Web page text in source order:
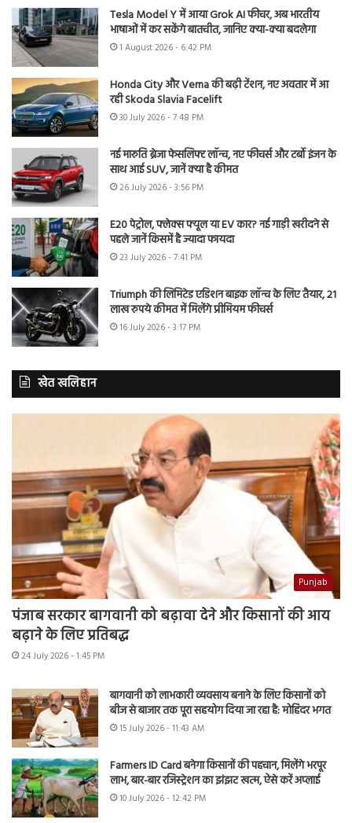
Tesla Model Y में आया Grok AI फीचर, अब भारतीय
भाषाओं में कर सकेंगे बातचीत, जानिए क्या-क्या बदलेगा
1 August 2026 - 6:42 PM
Honda City और Verna की बढ़ी टेंशन, नए अवतार में आ
रही Skoda Slavia Facelift
30 July 2026 - 7:48 PM
नई मारुति ब्रेजा फेसलिफ्ट लॉन्च, नए फीचर्स और टर्बो इंजन के
साथ आई SUV, जानें क्या है कीमत
26 July 2026 - 3:56 PM
E20 पेट्रोल, फ्लेक्स फ्यूल या EV कार? नई गाड़ी खरीदने से
पहले जानें किसमें है ज्यादा फायदा
23 July 2026 - 7:41 PM
Triumph की लिमिटेड एडिशन बाइक लॉन्च के लिए तैयार, 21
लाख रुपये कीमत में मिलेंगे प्रीमियम फीचर्स
16 July 2026 - 3:17 PM
खेत खलिहान
Punjab
पंजाब सरकार बागवानी को बढ़ावा देने और किसानों की आय
बढ़ाने के लिए प्रतिबद्ध
24 July 2026 - 1:45 PM
बागवानी को लाभकारी व्यवसाय बनाने के लिए किसानों को
बीज से बाजार तक पूरा सहयोग दिया जा रहा है: मोहिंदर भगत
15 July 2026 - 11:43 AM
Farmers ID Card बनेगा किसानों की पहचान, मिलेंगे भरपूर
लाभ, बार-बार रजिस्ट्रेशन का झंझट खत्म, ऐसे करें अप्लाई
10 July 2026 - 12:42 PM